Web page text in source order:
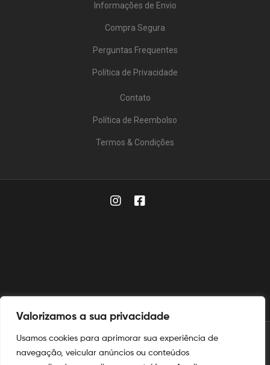
Valorizamos a sua privacidade
Usamos cookies para aprimorar sua experiência de
navegação, veicular anúncios ou conteúdos
Informações de Envio
Compra Segura
Perguntas Frequentes
Política de Privacidade
Contato
Política de Reembolso
Termos & Condições